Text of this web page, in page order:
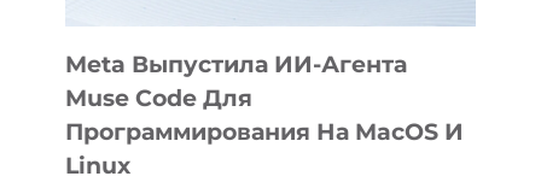
Meta Выпустила ИИ-Агента
Muse Code Для
Программирования На MacOS И
Linux